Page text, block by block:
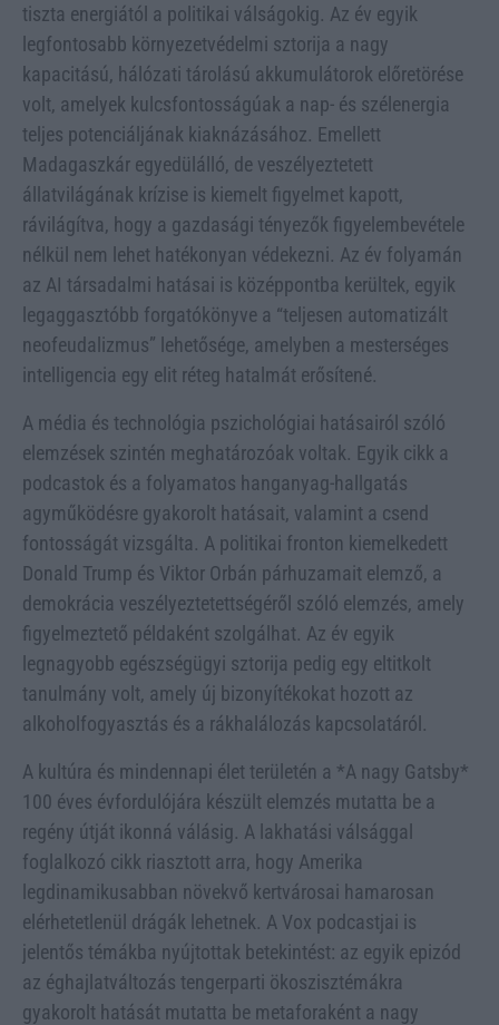
tiszta energiától a politikai válságokig. Az év egyik
legfontosabb környezetvédelmi sztorija a nagy
kapacitású, hálózati tárolású akkumulátorok előretörése
volt, amelyek kulcsfontosságúak a nap- és szélenergia
teljes potenciáljának kiaknázásához. Emellett
Madagaszkár egyedülálló, de veszélyeztetett
állatvilágának krízise is kiemelt figyelmet kapott,
rávilágítva, hogy a gazdasági tényezők figyelembevétele
nélkül nem lehet hatékonyan védekezni. Az év folyamán
az AI társadalmi hatásai is középpontba kerültek, egyik
legaggasztóbb forgatókönyve a “teljesen automatizált
neofeudalizmus” lehetősége, amelyben a mesterséges
intelligencia egy elit réteg hatalmát erősítené.
A média és technológia pszichológiai hatásairól szóló
elemzések szintén meghatározóak voltak. Egyik cikk a
podcastok és a folyamatos hanganyag-hallgatás
agyműködésre gyakorolt hatásait, valamint a csend
fontosságát vizsgálta. A politikai fronton kiemelkedett
Donald Trump és Viktor Orbán párhuzamait elemző, a
demokrácia veszélyeztetettségéről szóló elemzés, amely
figyelmeztető példaként szolgálhat. Az év egyik
legnagyobb egészségügyi sztorija pedig egy eltitkolt
tanulmány volt, amely új bizonyítékokat hozott az
alkoholfogyasztás és a rákhalálozás kapcsolatáról.
A kultúra és mindennapi élet területén a *A nagy Gatsby*
100 éves évfordulójára készült elemzés mutatta be a
regény útját ikonná válásig. A lakhatási válsággal
foglalkozó cikk riasztott arra, hogy Amerika
legdinamikusabban növekvő kertvárosai hamarosan
elérhetetlenül drágák lehetnek. A Vox podcastjai is
jelentős témákba nyújtottak betekintést: az egyik epizód
az éghajlatváltozás tengerparti ökoszisztémákra
gyakorolt hatását mutatta be metaforaként a nagy